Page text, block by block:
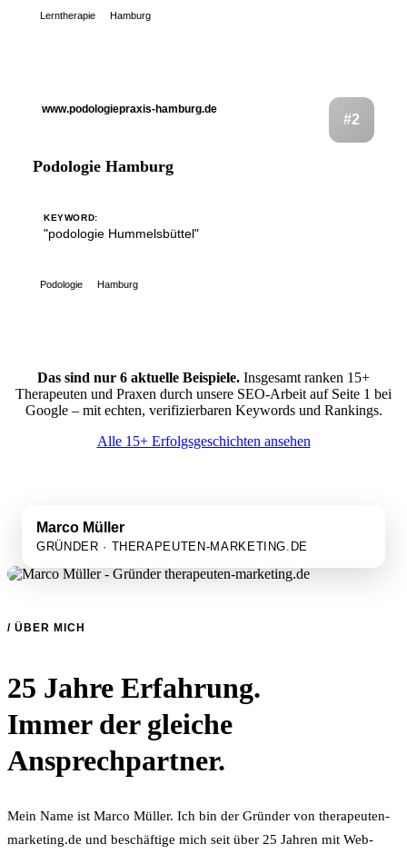
Lerntherapie Hamburg
www.podologiepraxis-hamburg.de
#2
Podologie Hamburg
KEYWORD:
"podologie Hummelsbüttel"
Podologie Hamburg
Das sind nur 6 aktuelle Beispiele. Insgesamt ranken 15+
Therapeuten und Praxen durch unsere SEO-Arbeit auf Seite 1 bei
Google – mit echten, verifizierbaren Keywords und Rankings.
Alle 15+ Erfolgsgeschichten ansehen
Marco Müller
GRÜNDER · THERAPEUTEN-MARKETING.DE
/ ÜBER MICH
25 Jahre Erfahrung.
Immer der gleiche
Ansprechpartner.
Mein Name ist Marco Müller. Ich bin der Gründer von therapeuten-
marketing.de und beschäftige mich seit über 25 Jahren mit Web-